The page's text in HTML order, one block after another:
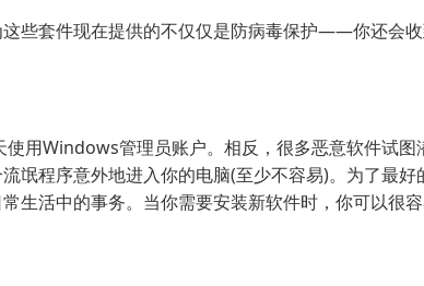
些套件现在提供的不仅仅是防病毒保护——你还会
用Windows管理员账户。相反，很多恶意软件试
氓程序意外地进入你的电脑(至少不容易)。为了最
生活中的事务。当你需要安装新软件时，你可以很